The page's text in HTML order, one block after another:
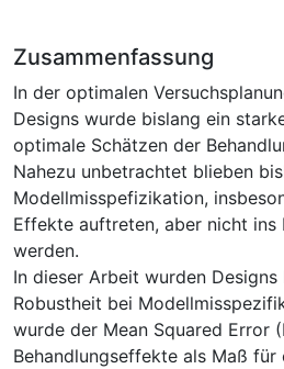
Zusammenfassung
In der optimalen
Designs wurde bislang ein
optimale Schätzen der
Nahezu unbetrachtet blieben
Modellmisspefizikation,
Effekte auftreten, aber nicht ins
werden.
In dieser Arbeit wurden
Robustheit bei
wurde der Mean Squared Error
Behandlungseffekte als Maß für